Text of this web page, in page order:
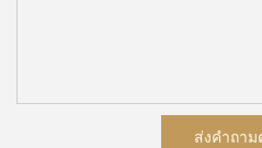
ส่งคำถา